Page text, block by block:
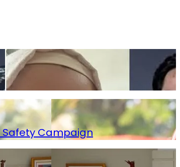
Safety Campaign